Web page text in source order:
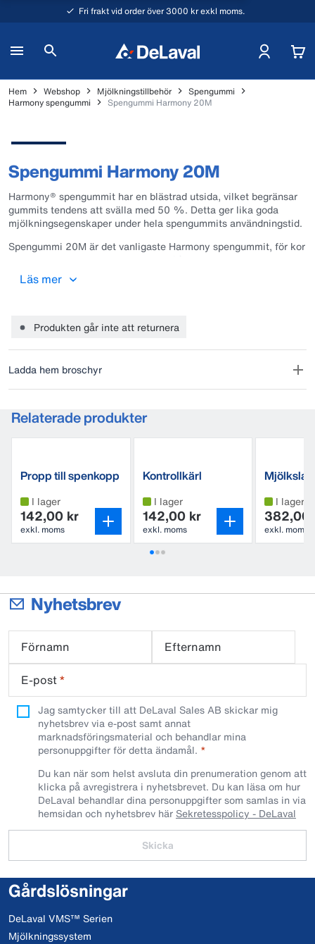
Fri frakt vid order över 3000 kr exkl moms.
Hem Webshop Mjölkningstillbehör
Spengummi
Harmony spengummi
Spengummi Harmony 20M
Spengummi Harmony 20M
Harmony® spengummit har en blästrad utsida, vilket begränsar
gummits tendens att svälla med 50 %. Detta ger lika goda
mjölkningsegenskaper under hela spengummits användningstid.
Spengummi 20M är det vanligaste Harmony spengummit, för kor
1 pkt innehåller 4x99900703.
Läs mer
Produkten går inte att returnera
Ladda hem broschyr
Relaterade produkter
Propp till spenkopp
I lager
142,00 kr
exkl. moms
Kontrollkärl
I lager
142,00 kr
exkl. moms
I lager
382,00
exkl. moms
Nyhetsbrev
Förnamn
Efternamn
E-post*
Jag samtycker till att DeLaval Sales AB skickar mig
nyhetsbrev via e-post samt annat
marknadsföringsmaterial och behandlar mina
personuppgifter för detta ändamål.
Du kan när som helst avsluta din prenumeration genom att
klicka på avregistrera i nyhetsbrevet. Du kan läsa om hur
DeLaval behandlar dina personuppgifter som samlas in via
hemsidan och nyhetsbrev här Sekretesspolicy - DeLaval
Skicka
Gårdslösningar
DeLaval VMS™ Serien
Mjölkningssystem